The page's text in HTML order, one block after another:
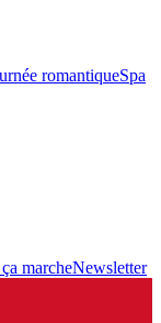
romantiqueSpa
marcheNewsletter